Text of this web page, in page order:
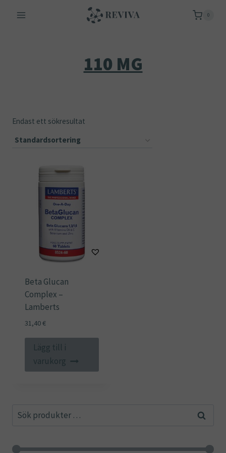
0
110 ΜG
Endast ett sökresultat
Beta Glucan
Complex –
Lamberts
31,40€
Lägg till i
varukorg
Sök
Sök